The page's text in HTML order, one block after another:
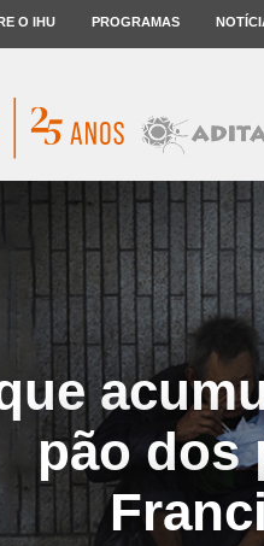
O IHU PROGRAMAS
pão dos